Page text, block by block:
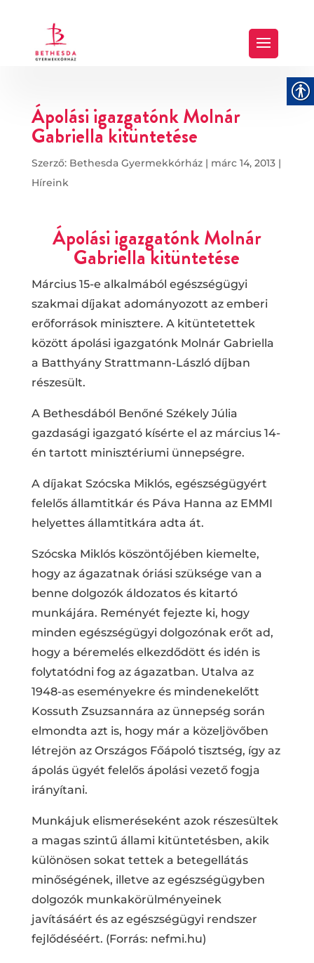
Ápolási igazgatónk Molnár
Gabriella kitüntetése
Szerző: Bethesda Gyermekkórház| márc 14, 2013|
Híreink
Ápolási igazgatónk Molnár
Gabriella kitüntetése
Március 15-e alkalmából egészségügyi
szakmai díjakat adományozott az emberi
erőforrások minisztere. A kitüntetettek
között ápolási igazgatónk Molnár Gabriella
a Batthyány Strattmann-László díjban
részesült.
A Bethesdából Benőné Székely Júlia
gazdasági igazgató kísérte el az március 14-
én tartott minisztériumi ünnepségre.
A díjakat Szócska Miklós, egészségügyért
felelős államtitkár és Páva Hanna az EMMI
helyettes államtitkára adta át.
Szócska Miklós köszöntőjében kiemelte,
hogy az ágazatnak óriási szüksége van a
benne dolgozók áldozatos és kitartó
munkájára. Reményét fejezte ki, hogy
minden egészségügyi dolgozónak erőt ad,
hogy a béremelés elkezdődött és idén is
folytatódni fog az ágazatban. Utalva az
1948-as eseményekre és mindenekelőtt
Kossuth Zsuzsannára az ünnepség során
elmondta azt is, hogy már a közeljövőben
létrejön az Országos Főápoló tisztség, így az
ápolás ügyét felelős ápolási vezető fogja
irányítani.
Munkájuk elismeréseként azok részesültek
a magas szintű állami kitüntetésben, akik
különösen sokat tettek a betegellátás
minőségének, illetve az egészségügyben
dolgozók munkakörülményeinek
javításáért és az egészségügyi rendszer
fejlődéséért. (Forrás: nefmi.hu)